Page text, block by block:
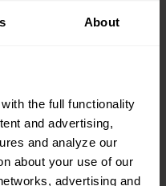
About
the full functionality
and advertising,
and analyze our
about your use of our
advertising and